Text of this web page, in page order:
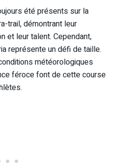
été présents sur la
trail, démontrant leur
et leur talent. Cependant,
représente un défi de taille.
météorologiques
féroce font de cette course